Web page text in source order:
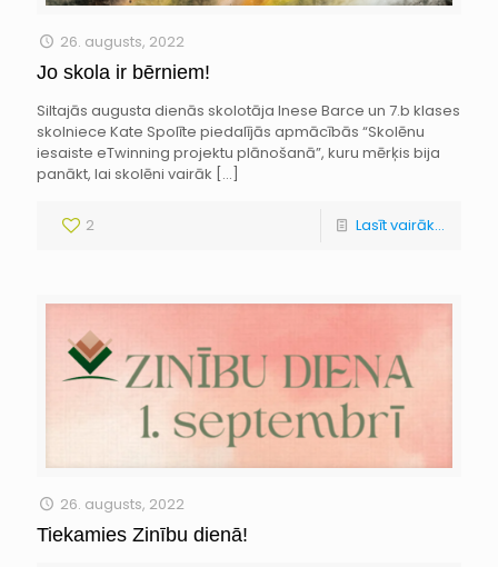
26. augusts, 2022
Jo skola ir bērniem!
Siltajās augusta dienās skolotāja Inese Barce un 7.b klases
skolniece Kate Spolīte piedalījās apmācībās “Skolēnu
iesaiste eTwinning projektu plānošanā”, kuru mērķis bija
panākt, lai skolēni vairāk […]
2 Lasīt vairāk...
26. augusts, 2022
Tiekamies Zinību dienā!